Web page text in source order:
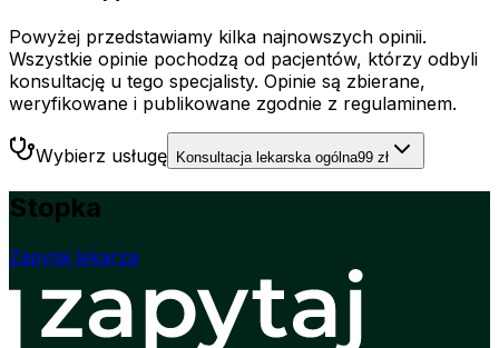
Powyżej przedstawiamy kilka najnowszych opinii.
Wszystkie opinie pochodzą od pacjentów, którzy odbyli
konsultację u tego specjalisty. Opinie są zbierane,
weryfikowane i publikowane zgodnie z regulaminem.
Wybierz usługę Konsultacja lekarska ogólna99 zł
Stopka
Zapytaj lekarza